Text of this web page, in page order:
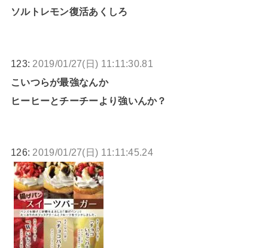
ソルトレモン復活あくしろ
123: 2019/01/27(日) 11:11:30.81
こいつらが最強なんか
ヒーヒーとチーチーより強いんか？
126: 2019/01/27(日) 11:11:45.24